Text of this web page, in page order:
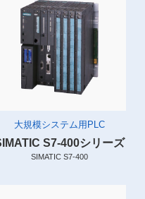
大規模システム用PLC
S7-400シリーズ
SIMATIC S7-400